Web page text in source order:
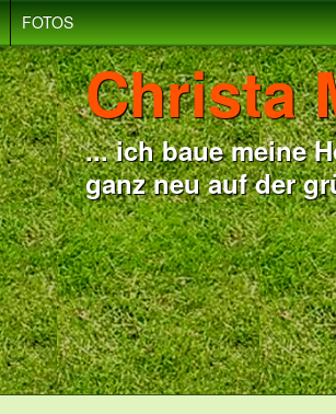
FOTOS
Christa
... ich baue meine
ganz neu auf der